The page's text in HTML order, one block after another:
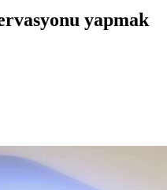
yapmak